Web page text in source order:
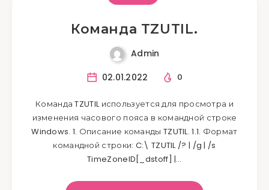
Команда TZUTIL.
Admin
02.01.2022
0
Команда TZUTIL используется для просмотра и
изменения часового пояса в командной строке
Windows. 1. Описание команды TZUTIL. 1.1. Формат
командной строки: C:\ TZUTIL /? | /g | /s
TimeZoneID[_dstoff] |…